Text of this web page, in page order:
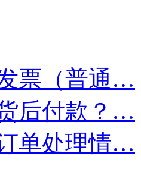
票（普通…
后付款？…
单处理情…